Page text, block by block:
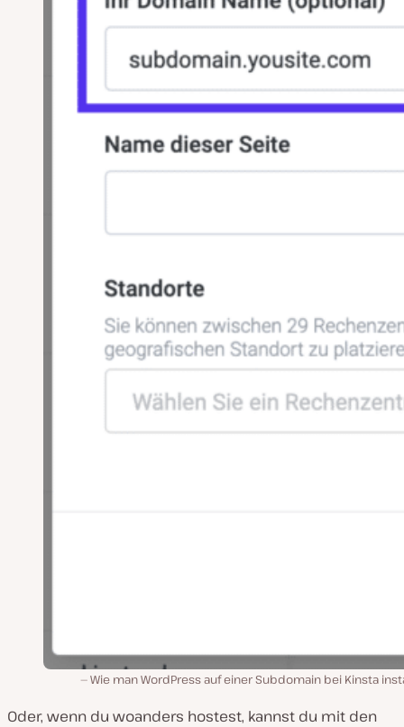
Wie man WordPress auf einer Subdomain bei Kinsta
Oder, wenn du woanders hostest, kannst du mit den